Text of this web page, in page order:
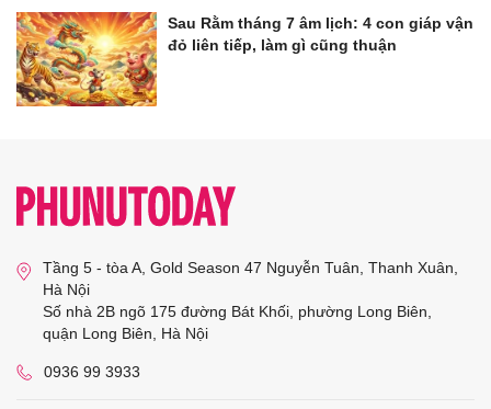
Sau Rằm tháng 7 âm lịch: 4 con giáp vận
đỏ liên tiếp, làm gì cũng thuận
Tầng 5 - tòa A, Gold Season 47 Nguyễn Tuân, Thanh Xuân,
Hà Nội
Số nhà 2B ngõ 175 đường Bát Khối, phường Long Biên,
quận Long Biên, Hà Nội
0936 99 3933